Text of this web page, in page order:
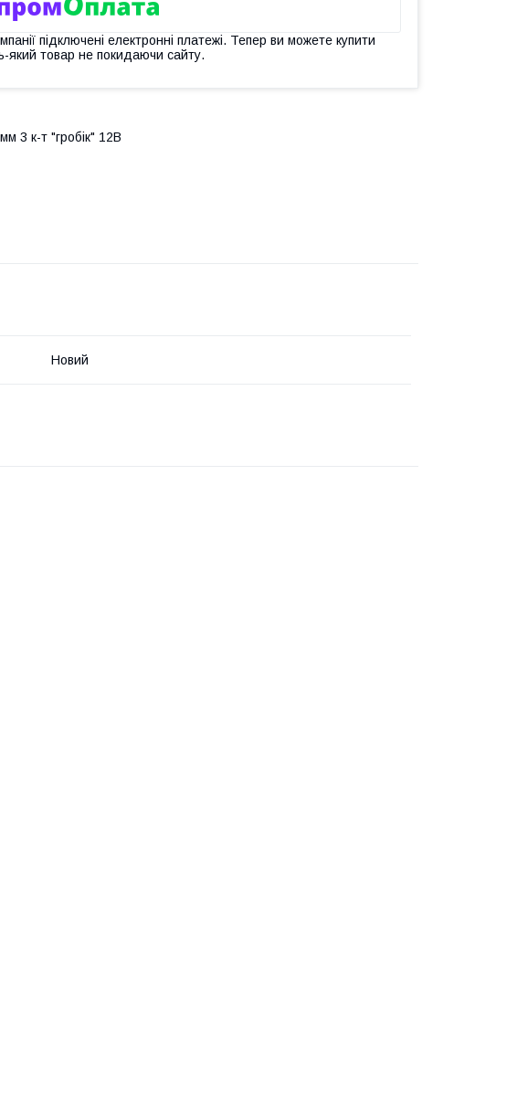
підключені електронні платежі. Тепер ви можете купити
який товар не покидаючи сайту.
3 к-т "гробік" 12В
Новий